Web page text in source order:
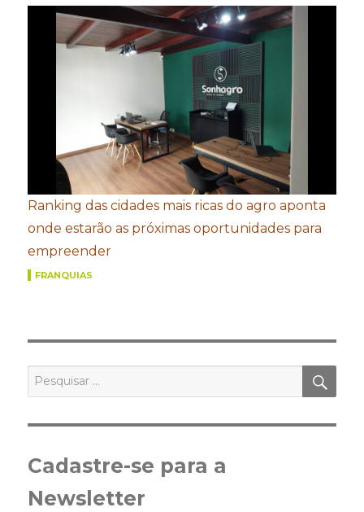
Ranking das cidades mais ricas do agro aponta
onde estarão as próximas oportunidades para
empreender
FRANQUIAS
Pesquisar
por:
Cadastre-se para a
Newsletter